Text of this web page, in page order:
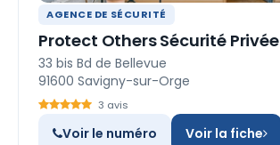
AGENCE DE SÉCURITÉ
Protect Others Sécurité Privée
33 bis Bd de Bellevue
91600 Savigny-sur-Orge
3 avis
Voir le numéro Voir la fiche